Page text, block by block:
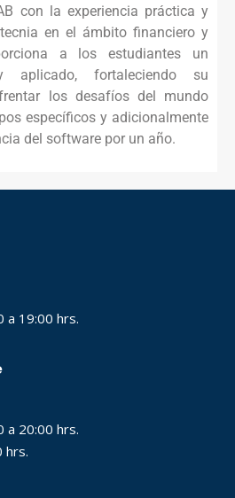
con la experiencia práctica y
en el ámbito financiero y
a los estudiantes un
aplicado, fortaleciendo su
los desafíos del mundo
específicos y adicionalmente
del software por un año.